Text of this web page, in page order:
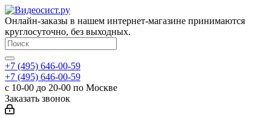
Онлайн-заказы в нашем интернет-магазине принимаются
круглосуточно, без выходных.
+7 (495) 646-00-59
+7 (495) 646-00-59
с 10-00 до 20-00 по Москве
Заказать звонок